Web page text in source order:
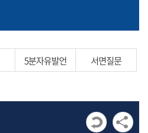
5분자유발언 서면질문